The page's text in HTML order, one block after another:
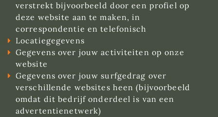
verstrekt bijvoorbeeld door een profiel op
deze website aan te maken, in
correspondentie en telefonisch
Locatiegegevens
Gegevens over jouw activiteiten op onze
website
Gegevens over jouw surfgedrag over
verschillende websites heen (bijvoorbeeld
omdat dit bedrijf onderdeel is van een
advertentienetwerk)